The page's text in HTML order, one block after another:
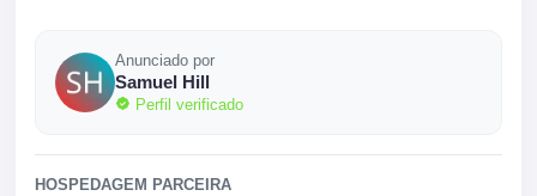
Anunciado por
Samuel Hill
Perfil verificado
HOSPEDAGEM PARCEIRA